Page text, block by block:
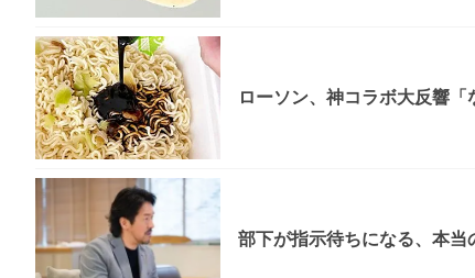
ローソン、神コラボ大反響
部下が指示待ちになる、本当